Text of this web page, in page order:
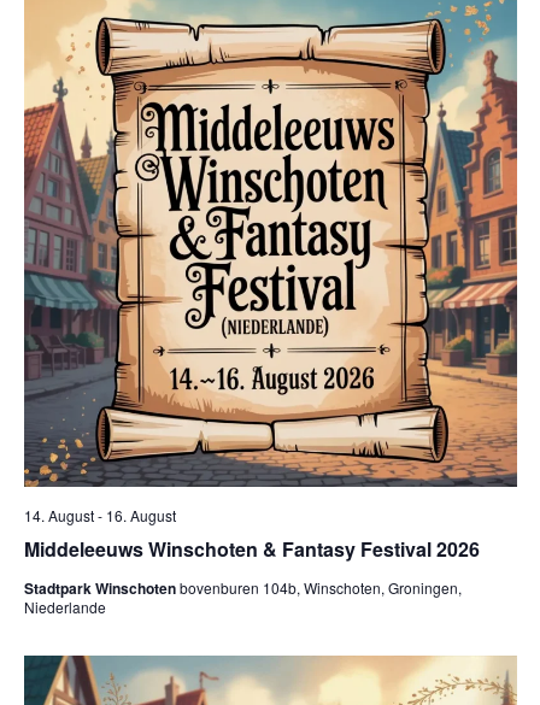
Middeleeuws Winschoten & Fantasy Festival 2026
14. August- 16. August
Stadtpark Winschotenbovenburen 104b, Winschoten, Groningen,
Niederlande